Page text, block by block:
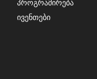
პროგრამირება
ივენთები